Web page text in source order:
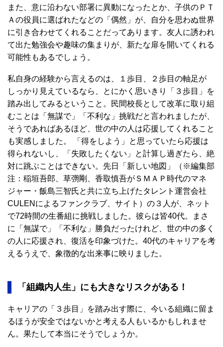
また、意に沿わない部署に異動になったとか、子供のＰＴ
Ａの役員に選ばれたなどの「偶然」が、自分を思わぬ世界
に引き合わせてくれることだってあります。友人に誘われ
て出た勉強会や趣味の集まりが、新たな扉を開いてくれる
可能性もあるでしょう。
私自身の経験から言えるのは、１歩目、２歩目の軸足が
しっかり見えているなら、とにかく思いきり「３歩目」を
踏み出してみるということ。民間校長として改革に取り組
むことは「無謀で」「不利な」挑戦だと言われましたが、
そうであればあるほど、世の中の人は応援してくれること
も実感しました。 「得をしよう」と思っていたら応援は
得られないし、「失敗したくない」と計算し過ぎたら、絶
対に跳ぶことはできない。先日「新しい地図」（※編集部
注：稲垣吾郎、草彅剛、香取慎吾がＳＭＡＰ時代のマネ
ジャー・飯島三智氏と共に立ち上げたタレント運営会社
CULENによるファンクラブ、サイト）の３人が、ネット
で72時間の生番組に挑戦しました。彼らは皆40代。まさ
に「無謀で」「不利な」勝負だったけれど、世の中の多く
の人に応援され、復活を印象づけた。40代のキャリアを考
えるうえで、象徴的な出来事に映りました。
「組織内人生」にも大きなリスクがある！
キャリアの「３歩目」を踏み出す際に、今いる組織に留ま
るほうが安全ではないかと考える人もいるかもしれませ
ん。果たして本当にそうでしょうか。